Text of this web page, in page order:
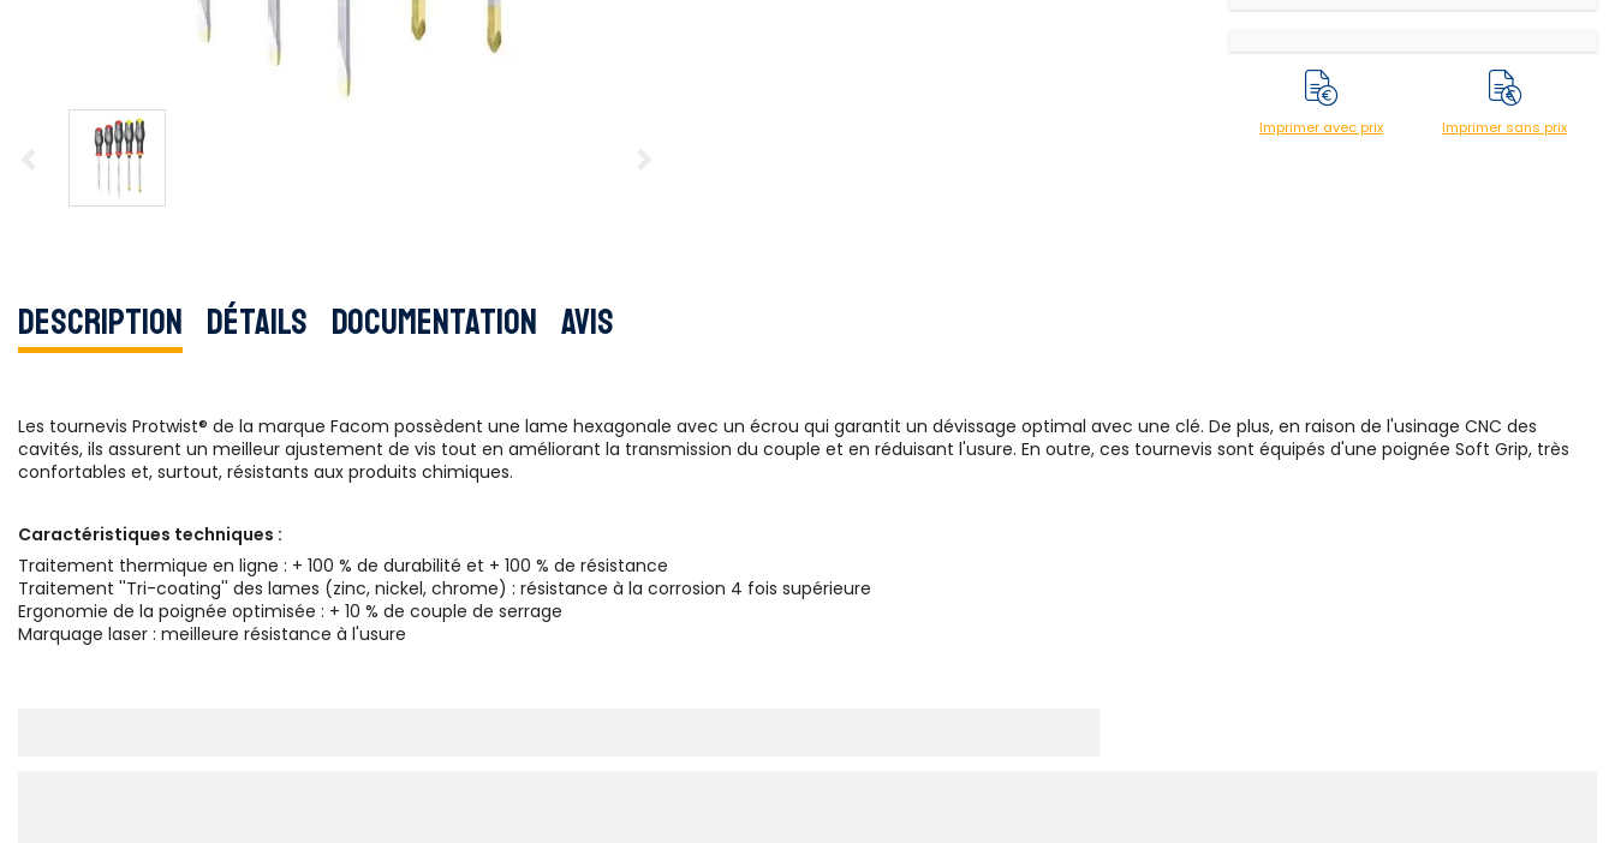
Imprimer avec prix Imprimer sans prix
Description Détails Documentation Avis
Les tournevis Protwist® de la marque Facom possèdent une lame hexagonale avec un écrou qui garantit un dévissage optimal avec une clé. De plus, en raison de l'usinage CNC des
cavités, ils assurent un meilleur ajustement de vis tout en améliorant la transmission du couple et en réduisant l'usure. En outre, ces tournevis sont équipés d'une poignée Soft Grip, très
confortables et, surtout, résistants aux produits chimiques.
Caractéristiques techniques :
Traitement thermique en ligne : + 100 % de durabilité et + 100 % de résistance
Traitement ''Tri-coating'' des lames (zinc, nickel, chrome) : résistance à la corrosion 4 fois supérieure
Ergonomie de la poignée optimisée : + 10 % de couple de serrage
Marquage laser : meilleure résistance à l'usure